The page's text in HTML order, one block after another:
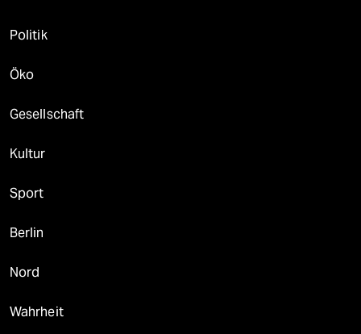
Politik
Öko
Gesellschaft
Kultur
Sport
Berlin
Nord
Wahrheit